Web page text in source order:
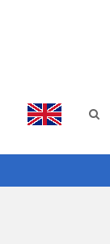
ENGLISH